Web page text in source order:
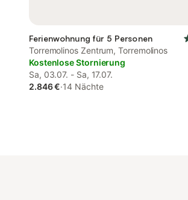
Ferienwohnung für 5 Personen
Torremolinos Zentrum, Torremolinos
Kostenlose Stornierung
Sa, 03.07. - Sa, 17.07.
2.846 €·14 Nächte